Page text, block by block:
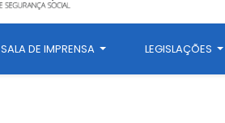
SALA DE IMPRENSA LEGISLAÇÕES